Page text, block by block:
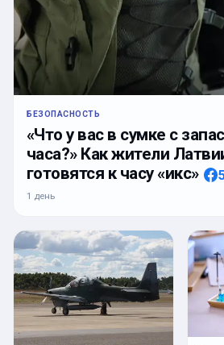
БЕЗОПАСНОСТЬ
«Что у вас в сумке с
часа?» Как жители
готовятся к часу «икс»
1 день